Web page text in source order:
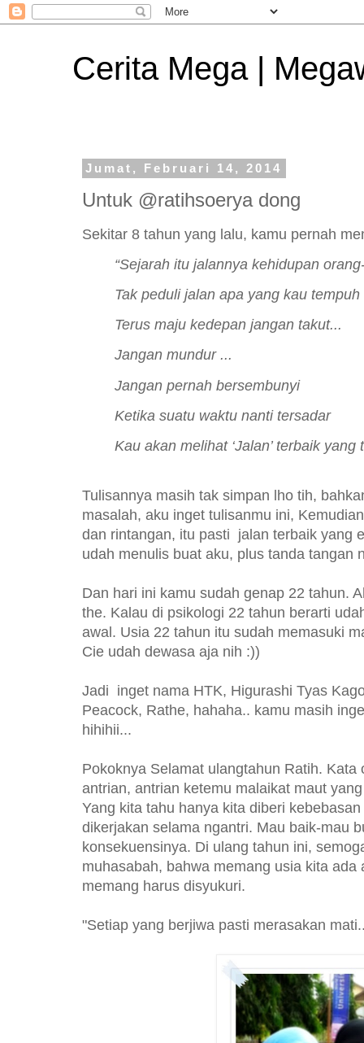
Cerita Mega |
Jumat, Februari 14, 2014
Untuk @ratihsoerya dong
Sekitar 8 tahun yang lalu, kamu pernah
“Sejarah itu jalannya kehidupan
Tak peduli jalan apa yang kau tempuh
Terus maju kedepan jangan takut...
Jangan mundur ...
Jangan pernah bersembunyi
Ketika suatu waktu nanti tersadar
Kau akan melihat ‘Jalan’ terbaik
Tulisannya masih tak simpan lho tih,
masalah, aku inget tulisanmu ini,
dan rintangan, itu pasti jalan terbaik yang
udah menulis buat aku, plus tanda tangan
Dan hari ini kamu sudah genap 22 tahun.
the. Kalau di psikologi 22 tahun berarti
awal. Usia 22 tahun itu sudah memasuki
Cie udah dewasa aja nih :))
Jadi inget nama HTK, Higurashi Tyas
Peacock, Rathe, hahaha.. kamu masih
hihihii...
Pokoknya Selamat ulangtahun Ratih.
antrian, antrian ketemu malaikat maut
Yang kita tahu hanya kita diberi
dikerjakan selama ngantri. Mau baik-mau
konsekuensinya. Di ulang tahun ini,
muhasabah, bahwa memang usia kita ada
memang harus disyukuri.
"Setiap yang berjiwa pasti merasakan